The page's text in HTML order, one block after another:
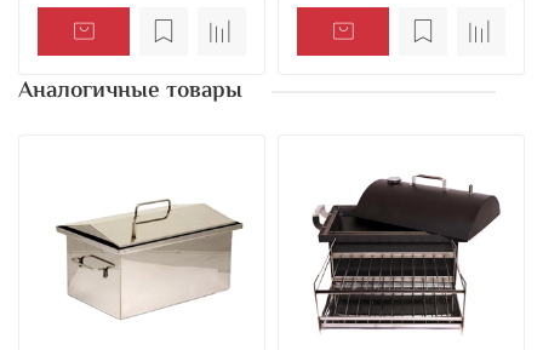
Аналогичные товары